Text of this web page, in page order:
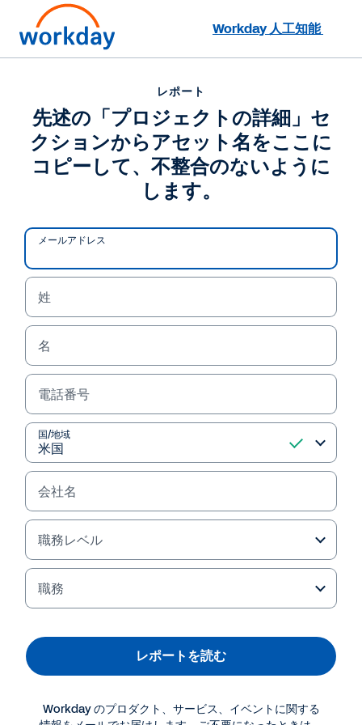
Workday 人工知能
レポート
先述の「プロジェクトの詳細」セクションからアセット名
をここにコピーして、不整合のないようにします。
レポート
先述の「プロジェクトの詳細」セ
クションからアセット名をここに
コピーして、不整合のないように
します。
メールアドレス
姓
名
電話番号
国/地域
会社名
職務レベル
職務
レポートを読む
Workday のプロダクト、サービス、イベントに関する